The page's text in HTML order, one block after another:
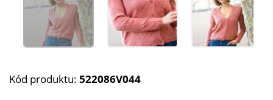
Kód produktu: 522086V044